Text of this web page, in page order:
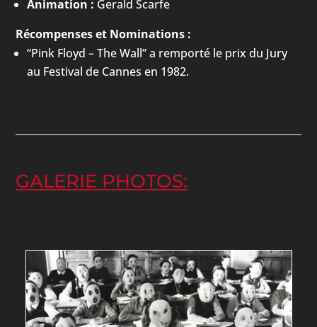
Animation : Gerald Scarfe
Récompenses et Nominations :
“Pink Floyd – The Wall” a remporté le prix du Jury
au Festival de Cannes en 1982.
GALERIE PHOTOS: